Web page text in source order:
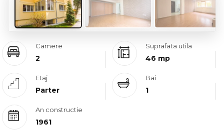
Camere
2
Suprafata utila
46 mp
Etaj
Parter
Bai
1
An constructie
1961